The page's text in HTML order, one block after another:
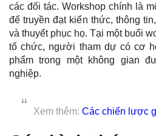
các đối tác. Workshop chính là
để truyền đạt kiến thức, thông
và thuyết phục họ. Tại một buổi
tổ chức, người tham dự có cơ
phẩm trong một không gian
nghiệp.
Xem thêm: Các chiến lược